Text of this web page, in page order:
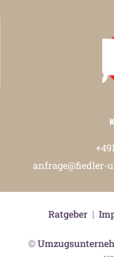
anfrage@fiedler-
©
Ratgeber|